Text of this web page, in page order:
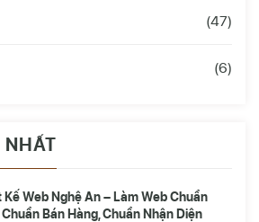
(47)
(6)
NHẤT
Kế Web Nghệ An – Làm Web Chuẩn
Chuẩn Bán Hàng, Chuẩn Nhận Diện